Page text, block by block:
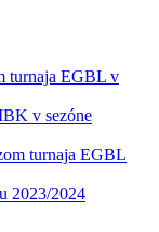
turnaja EGBL v
v sezóne
turnaja EGBL
2023/2024